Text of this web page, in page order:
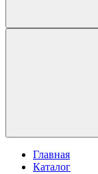
Главная
Каталог